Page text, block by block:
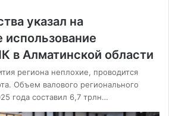
указал на
использование
в Алматинской области
региона неплохие, проводится
Объем валового регионального
года составил 6,7 трлн…